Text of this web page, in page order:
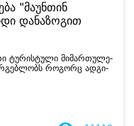
"მაუნთინ
დანაზოგით
ტუ­რის­ტუ­ლი მი­მარ­თუ­ლე­
რო­გორც ად­გი­